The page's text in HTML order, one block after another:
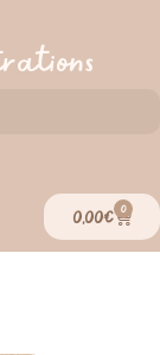
0,00€
0